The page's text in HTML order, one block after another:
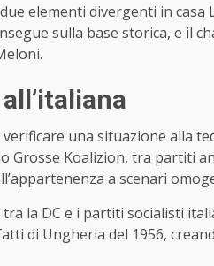
elementi divergenti in casa
sulla base storica, e il
una situazione alla
Grosse Koalizion, tra partiti
a scenari
tra la DC e i partiti socialisti
di Ungheria del 1956,